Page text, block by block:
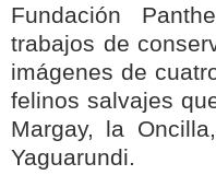
Fundación
trabajos de
imágenes de
felinos salvajes
Margay, la
Yaguarundi.